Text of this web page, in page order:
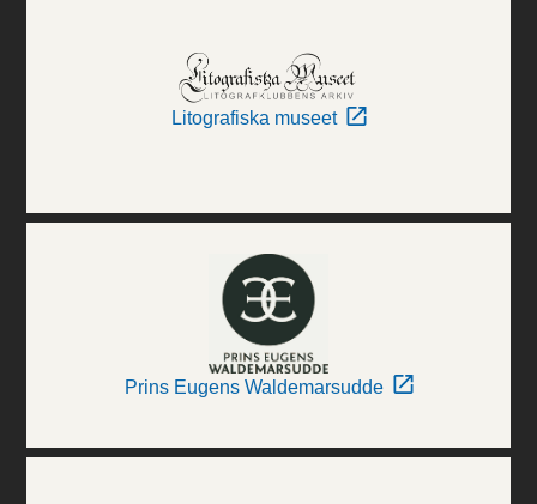
Litografiska museet
Prins Eugens Waldemarsudde